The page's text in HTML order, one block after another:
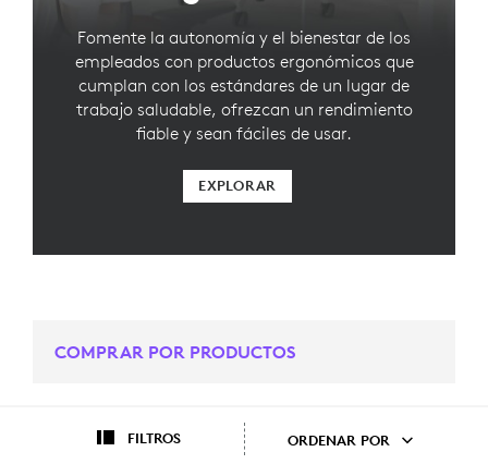
Fomente la autonomía y el bienestar de los
empleados con productos ergonómicos que
cumplan con los estándares de un lugar de
trabajo saludable, ofrezcan un rendimiento
fiable y sean fáciles de usar.
EXPLORAR
COMPRAR POR PRODUCTOS
FILTROS ORDENAR POR